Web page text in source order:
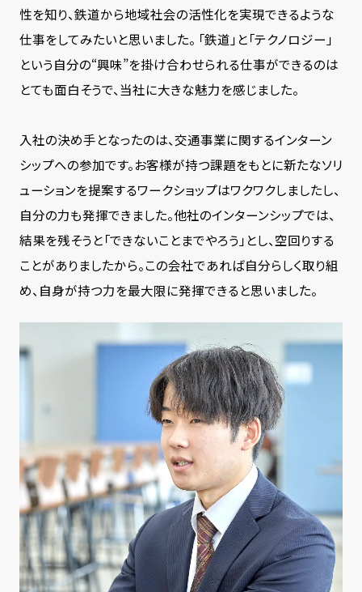
性を知り、鉄道から地域社会の活性化を実現できるような
仕事をしてみたいと思いました。 「鉄道」と「テクノロジー」
という自分の“興味”を掛け合わせられる仕事ができるのは
とても面白そうで、当社に大きな魅力を感じました。
入社の決め手となったのは、交通事業に関するインターン
シップへの参加です。お客様が持つ課題をもとに新たなソリ
ューションを提案するワークショップはワクワクしましたし、
自分の力も発揮できました。他社のインターンシップでは、
結果を残そうと「できないことまでやろう」とし、空回りする
ことがありましたから。この会社であれば自分らしく取り組
め、自身が持つ力を最大限に発揮できると思いました。